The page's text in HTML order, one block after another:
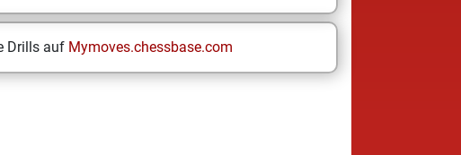
Drills auf Mymoves.chessbase.com